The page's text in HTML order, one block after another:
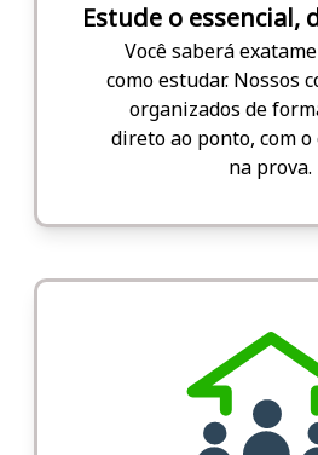
Estude o essencial,
Você saberá
como estudar. Nossos
organizados de
direto ao ponto, com o
na prova.